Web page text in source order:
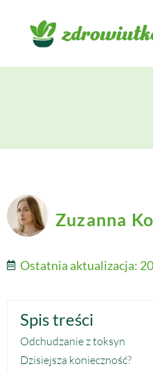
Zuzanna
Ostatnia aktualizacja:
Spis treści
Odchudzanie z toksyn
Dzisiejsza konieczność?